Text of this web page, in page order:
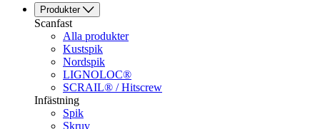
Produkter
Scanfast
Alla produkter
Kustspik
Nordspik
LIGNOLOC®
SCRAIL® / Hitscrew
Infästning
Spik
Skruv